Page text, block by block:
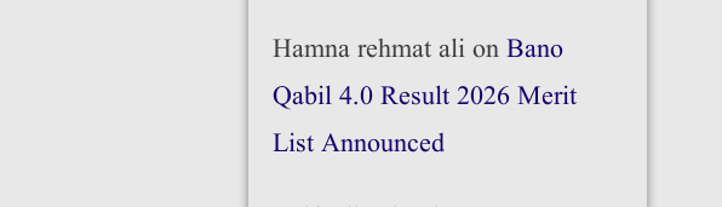
Hamna rehmat alionBano
Qabil 4.0 Result 2026 Merit
List Announced